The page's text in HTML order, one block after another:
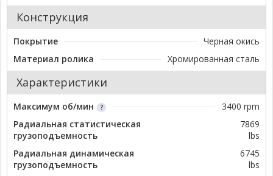
Конструкция
Покрытие
Черная окись
Материал ролика
Хромированная сталь
Характеристики
Максимум об/мин
3400 rpm
Радиальная статистическая
грузоподъемность
7869
lbs
Радиальная динамическая
грузоподъемность
6745
lbs